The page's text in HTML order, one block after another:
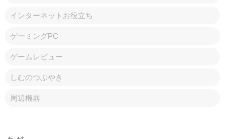
インターネットお役立ち
ゲーミングPC
ゲームレビュー
しむのつぶやき
周辺機器